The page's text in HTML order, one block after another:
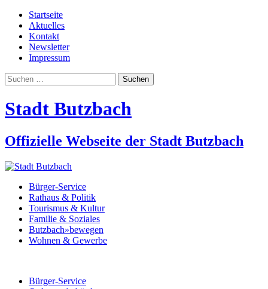
Startseite
Aktuelles
Kontakt
Newsletter
Impressum
Suchen
nach:
Stadt Butzbach
Offizielle Webseite der Stadt Butzbach
Bürger-Service
Rathaus & Politik
Tourismus & Kultur
Familie & Soziales
Butzbach»bewegen
Wohnen & Gewerbe
Bürger-Service